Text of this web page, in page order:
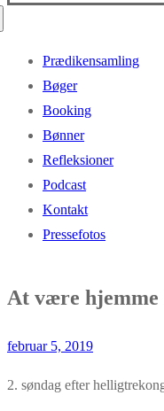
Prædikensamling
Bøger
Booking
Bønner
Refleksioner
Podcast
Kontakt
Pressefotos
At være hjemme
februar 5, 2019
2. søndag efter